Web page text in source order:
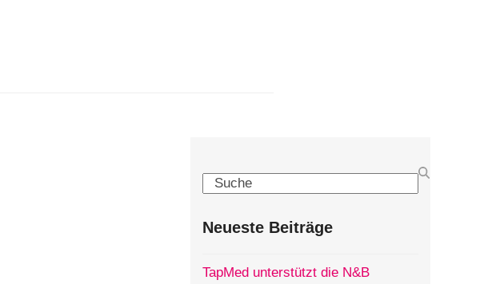
Search
Neueste Beiträge
TapMed unterstützt die N&B